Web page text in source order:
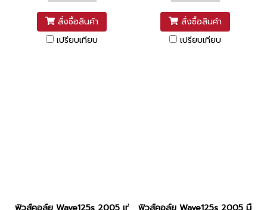
สั่งซื้อสินค้า
เปรียบเทียบ
สั่งซื้อสินค้า
เปรียบเทียบ